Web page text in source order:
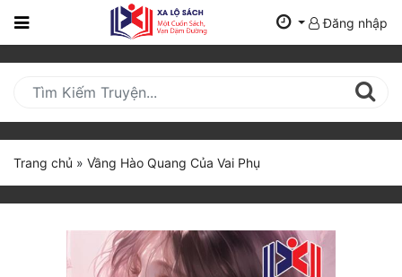
Trang
Mới
Cập
Nhật
(current)
Đăng nhập
Trang chủ » Vầng Hào Quang Của Vai Phụ